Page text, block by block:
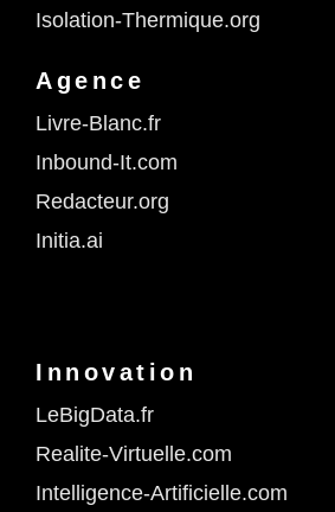
Isolation-Thermique.org
Agence
Livre-Blanc.fr
Inbound-It.com
Redacteur.org
Initia.ai
Innovation
LeBigData.fr
Realite-Virtuelle.com
Intelligence-Artificielle.com